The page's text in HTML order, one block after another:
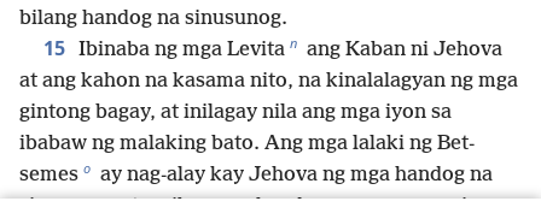
bilang handog na sinusunog.
15 Ibinaba ng mga Levita n ang Kaban ni Jehova
at ang kahon na kasama nito, na kinalalagyan ng mga
gintong bagay, at inilagay nila ang mga iyon sa
ibabaw ng malaking bato. Ang mga lalaki ng Bet-
semes o ay nag-alay kay Jehova ng mga handog na
sinusunog at ng iba pang handog nang araw na iyon.